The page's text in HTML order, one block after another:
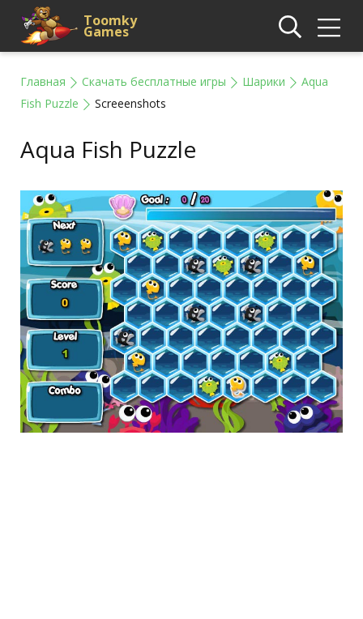
Toomky
Games
Главная Скачать бесплатные игры Шарики
Aqua
Fish Puzzle
Screeenshots
Aqua Fish Puzzle